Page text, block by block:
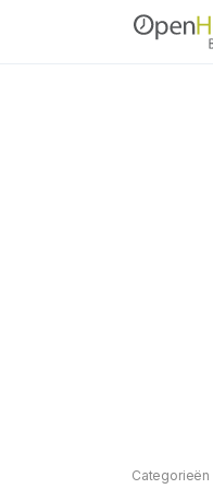
Categorieën